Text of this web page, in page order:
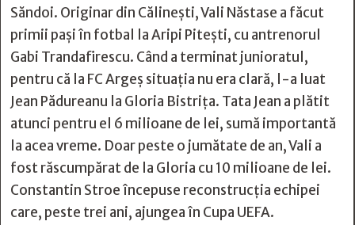
Săndoi. Originar din Călineşti, Vali Năstase a făcut
primii paşi în fotbal la Aripi Piteşti, cu antrenorul
Gabi Trandafirescu. Când a terminat junioratul,
pentru că la FC Argeş situaţia nu era clară, l-a luat
Jean Pădureanu la Gloria Bistriţa. Tata Jean a plătit
atunci pentru el 6 milioane de lei, sumă importantă
la acea vreme. Doar peste o jumătate de an, Vali a
fost răscumpărat de la Gloria cu 10 milioane de lei.
Constantin Stroe începuse reconstrucţia echipei
care, peste trei ani, ajungea în Cupa UEFA.